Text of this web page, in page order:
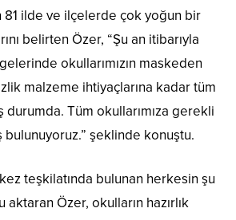
81 ilde ve ilçelerde çok yoğun bir
belirten Özer, “Şu an itibarıyla
okullarımızın maskeden
malzeme ihtiyaçlarına kadar tüm
durumda. Tüm okullarımıza gerekli
bulunuyoruz.” şeklinde konuştu.
teşkilatında bulunan herkesin şu
Özer, okulların hazırlık